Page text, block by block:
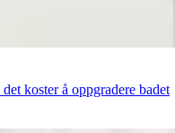
koster å oppgradere badet